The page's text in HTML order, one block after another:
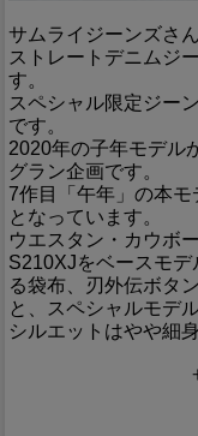
サムライジーンズさ
ストレートデニムジ
す。
スペシャル限定ジー
です。
2020年の子年モデル
グラン企画です。
7作目「午年」の本
となっています。
ウエスタン・カウボ
S210XJをベースモ
る袋布、刃外伝ボタ
と、スペシャルモデ
シルエットはやや細